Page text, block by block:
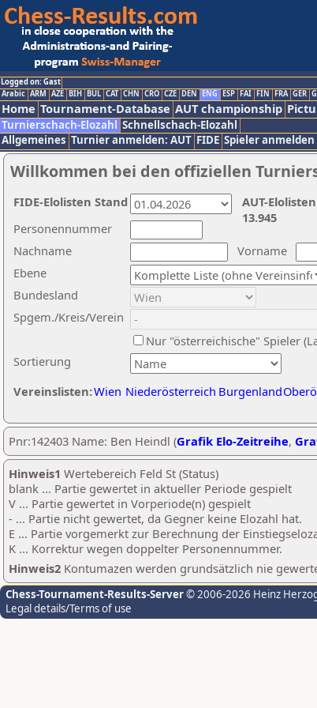
Logged on: Gast
Arabic ARM AZE BIH BUL CAT CHN CRO CZE DEN ENG ESP FAI FIN FRA GER
Home Tournament-Database AUT championship
Turnierschach-Elozahl Schnellschach-Elozahl
Allgemeines Turnier anmelden: AUT FIDE Spieler anmelden
Willkommen bei den offiziellen
Nachname
Vorname
Ebene
Sortierung
Personennummer
Bundesland
Spgem./Kreis/Verein
Nur "österreichische" Spieler
Vereinslisten:Wien Niederösterreich Burgenland
AUT-
13.945
FIDE-Elolisten Stand
Pnr:142403 Name: Ben Heindl (Grafik Elo-Zeitreihe,
Hinweis1 Wertebereich Feld St (Status)
blank ... Partie gewertet in aktueller Periode gespielt
V ... Partie gewertet in Vorperiode(n) gespielt
- ... Partie nicht gewertet, da Gegner keine Elozahl hat.
E ... Partie vorgemerkt zur Berechnung der
K ... Korrektur wegen doppelter Personennummer.
Hinweis2 Kontumazen werden grundsätzlich nie
Chess-Tournament-Results-Server© 2006-2026 Heinz
Legal details/Terms of use